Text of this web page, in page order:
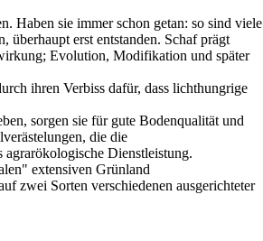
Haben sie immer schon getan: so sind viele
überhaupt erst entstanden. Schaf prägt
Evolution, Modifikation und später
ihren Verbiss dafür, dass lichthungrige
sorgen sie für gute Bodenqualität und
die die
Dienstleistung.
extensiven Grünland
zwei Sorten verschiedenen ausgerichteter